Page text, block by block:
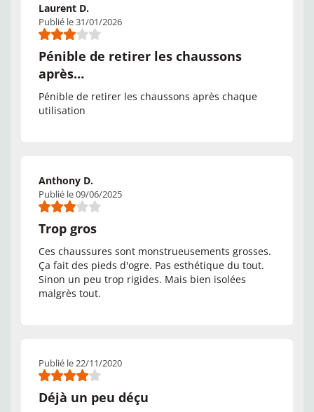
Laurent D.
Publié le 31/01/2026
Pénible de retirer les chaussons
après…
Pénible de retirer les chaussons après chaque
utilisation
Anthony D.
Publié le 09/06/2025
Trop gros
Ces chaussures sont monstrueusements grosses.
Ça fait des pieds d'ogre. Pas esthétique du tout.
Sinon un peu trop rigides. Mais bien isolées
malgrès tout.
Publié le 22/11/2020
Déjà un peu déçu